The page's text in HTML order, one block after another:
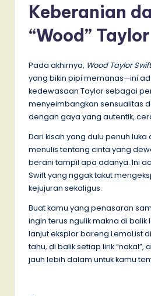
Keberanian
“Wood”
Pada akhirnya, Wood Taylor Swift
yang bikin pipi memanas—ini
kedewasaan Taylor sebagai
menyeimbangkan sensualitas
dengan gaya yang autentik,
Dari kisah yang dulu penuh luka
menulis tentang cinta yang
berani tampil apa adanya. Ini
Swift yang nggak takut
kejujuran sekaligus.
Buat kamu yang penasaran
ingin terus ngulik makna di
lanjut eksplor bareng LemoList di
tahu, di balik setiap lirik “nakal”,
jauh lebih dalam untuk kamu